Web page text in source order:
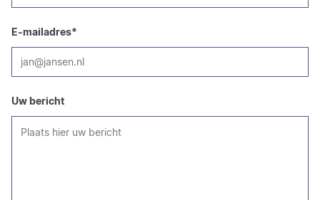
E-mailadres*
Uw bericht